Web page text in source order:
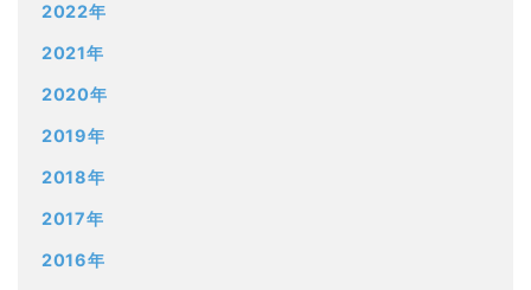
2022年
2021年
2020年
2019年
2018年
2017年
2016年